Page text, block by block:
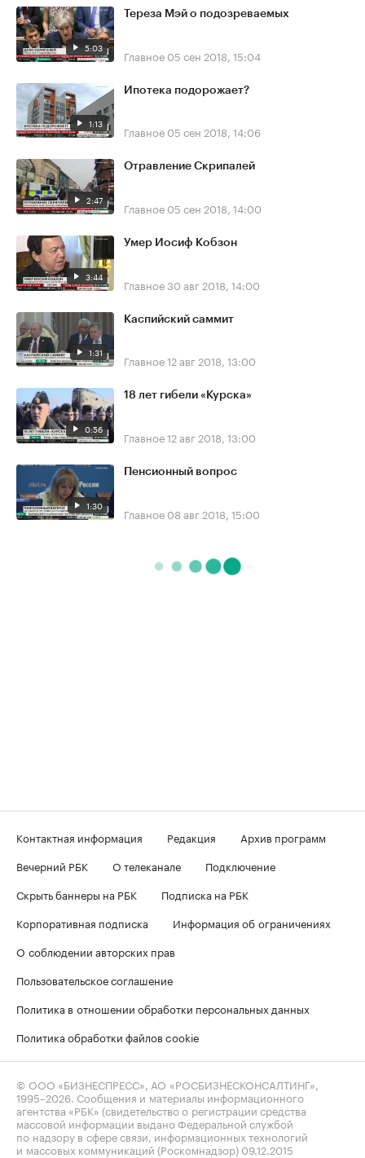
5:03
Тереза Мэй о подозреваемых
Главное 05 сен 2018, 15:04
1:13
Ипотека подорожает?
Главное 05 сен 2018, 14:06
2:47
Отравление Скрипалей
Главное 05 сен 2018, 14:00
3:44
Умер Иосиф Кобзон
Главное30 авг 2018, 14:00
1:31
Каспийский саммит
Главное12 авг 2018, 13:00
0:56
18 лет гибели «Курска»
Главное12 авг 2018, 13:00
1:30
Пенсионный вопрос
Главное 08 авг 2018, 15:00
Контактная информация Редакция
Архив программ
Вечерний РБК
О телеканале
Подключение
Скрыть баннеры на РБК
Подписка на РБК
Корпоративная подписка
Информация об ограничениях
О соблюдении авторских прав
Пользовательское соглашение
Политика в отношении обработки персональных данных
Политика обработки файлов cookie
© ООО «БИЗНЕСПРЕСС», АО «РОСБИЗНЕСКОНСАЛТИНГ»,
1995–2026 . Сообщения и материалы информационного
агентства «РБК» (свидетельство о регистрации средства
массовой информации выдано Федеральной службой
по надзору в сфере связи, информационных технологий
и массовых коммуникаций (Роскомнадзор) 09.12.2015